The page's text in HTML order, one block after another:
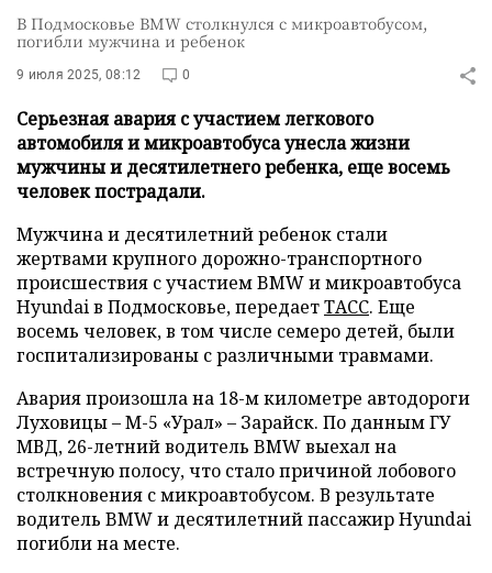
В Подмосковье BMW столкнулся с микроавтобусом,
погибли мужчина и ребенок
9 июля 2025, 08:12 0
Серьезная авария с участием легкового
автомобиля и микроавтобуса унесла жизни
мужчины и десятилетнего ребенка, еще восемь
человек пострадали.
Мужчина и десятилетний ребенок стали
жертвами крупного дорожно-транспортного
происшествия с участием BMW и микроавтобуса
Hyundai в Подмосковье, передаетТАСС. Еще
восемь человек, в том числе семеро детей, были
госпитализированы с различными травмами.
Авария произошла на 18-м километре автодороги
Луховицы – М-5 «Урал» – Зарайск. По данным ГУ
МВД, 26-летний водитель BMW выехал на
встречную полосу, что стало причиной лобового
столкновения с микроавтобусом. В результате
водитель BMW и десятилетний пассажир Hyundai
погибли на месте.